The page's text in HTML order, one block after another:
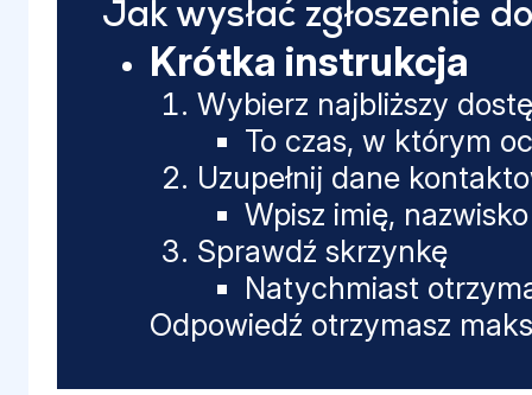
Jak wysłać zgłoszenie
Krótka instrukcja
Wybierz najbliższy
To czas, w którym
Uzupełnij dane
Wpisz imię,
Sprawdź skrzynkę
Natychmiast
Odpowiedź otrzymasz